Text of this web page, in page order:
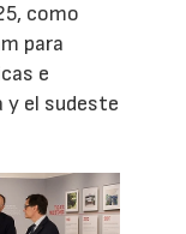
como
para
e
el sudeste